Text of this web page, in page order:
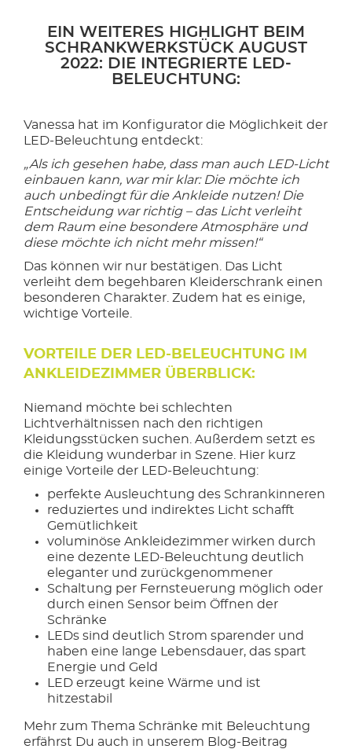
EIN WEITERES HIGHLIGHT BEIM
SCHRANKWERKSTÜCK AUGUST
2022: DIE INTEGRIERTE LED-
BELEUCHTUNG:
Vanessa hat im Konfigurator die Möglichkeit der
LED-Beleuchtung entdeckt:
„Als ich gesehen habe, dass man auch LED-Licht
einbauen kann, war mir klar: Die möchte ich
auch unbedingt für die Ankleide nutzen! Die
Entscheidung war richtig – das Licht verleiht
dem Raum eine besondere Atmosphäre und
diese möchte ich nicht mehr missen!“
Das können wir nur bestätigen. Das Licht
verleiht dem begehbaren Kleiderschrank einen
besonderen Charakter. Zudem hat es einige,
wichtige Vorteile.
VORTEILE DER LED-BELEUCHTUNG IM
ANKLEIDEZIMMER ÜBERBLICK:
Niemand möchte bei schlechten
Lichtverhältnissen nach den richtigen
Kleidungsstücken suchen. Außerdem setzt es
die Kleidung wunderbar in Szene. Hier kurz
einige Vorteile der LED-Beleuchtung:
perfekte Ausleuchtung des Schrankinneren
reduziertes und indirektes Licht schafft
Gemütlichkeit
voluminöse Ankleidezimmer wirken durch
eine dezente LED-Beleuchtung deutlich
eleganter und zurückgenommener
Schaltung per Fernsteuerung möglich oder
durch einen Sensor beim Öffnen der
Schränke
LEDs sind deutlich Strom sparender und
haben eine lange Lebensdauer, das spart
Energie und Geld
LED erzeugt keine Wärme und ist
hitzestabil
Mehr zum Thema Schränke mit Beleuchtung
erfährst Du auch in unserem Blog-Beitrag